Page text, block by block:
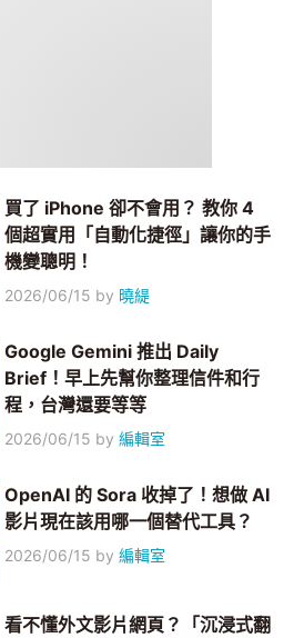
買了 iPhone 卻不會用？ 教你 4
個超實用「自動化捷徑」讓你的手
機變聰明！
2026/06/15 by 曉緹
Google Gemini 推出 Daily
Brief！早上先幫你整理信件和行
程，台灣還要等等
2026/06/15 by編輯室
OpenAI 的 Sora 收掉了！想做 AI
影片現在該用哪一個替代工具？
2026/06/15 by編輯室
看不懂外文影片網頁？「沉浸式翻